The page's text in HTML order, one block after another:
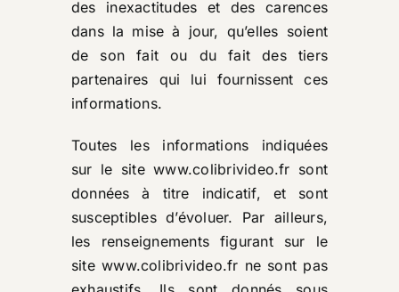
des inexactitudes et des carences
dans la mise à jour, qu’elles soient
de son fait ou du fait des tiers
partenaires qui lui fournissent ces
informations.
Toutes les informations indiquées
sur le sitewww.colibrivideo.fr sont
données à titre indicatif, et sont
susceptibles d’évoluer. Par ailleurs,
les renseignements figurant sur le
sitewww.colibrivideo.fr ne sont pas